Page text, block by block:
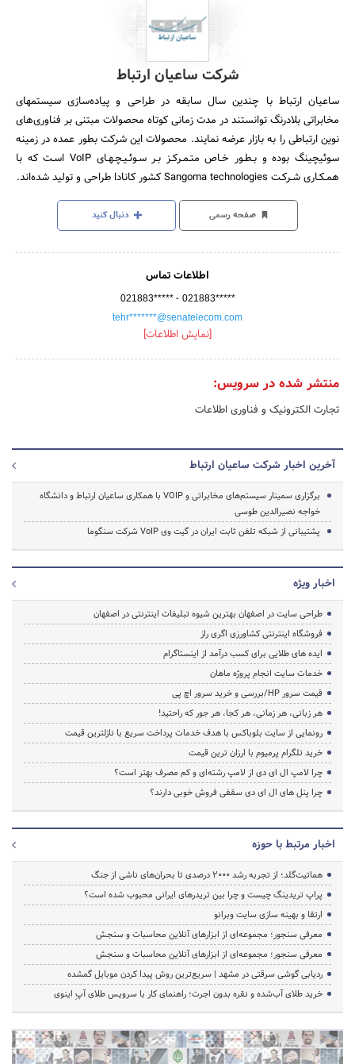
شرکت ساعیان ارتباط
ساعیان ارتباط با چندین سال سابقه در طراحی و پیاده‌سازی سیستمهای
مخابراتی بلادرنگ توانستند در مدت زمانی کوتاه محصولات مبتنی بر فناوری‌های
نوین ارتباطی را به بازار عرضه نمایند. محصولات این شرکت بطور عمده در زمینه
سوئیچینگ بوده و بـطـور خـاص متـمـرکـز بـر سـوئـیـچـهـای VoIP اسـت که با
همـکـاری شـرکـت Sangoma technologies کشور کانادا طراحی و تولید شده‌اند.
صفحه رسمی دنبال کنید
اطلاعات تماس
021883***** - 021883*****
tehr*******@senatelecom.com
[نمایش اطلاعات]
منتشر شده در سرویس:
تجارت الکترونیک و فناوری اطلاعات
آخرین اخبار شرکت ساعیان ارتباط
برگزاری سمینار سیستم‌های مخابراتی و VOIP با همکاری ساعیان ارتباط و دانشگاه
خواجه نصیرالدین طوسی
پشتیبانی از شبکه تلفن ثابت ایران در گیت وی VoIP شرکت سنگوما
اخبار ویژه
طراحی سایت در اصفهان بهترین شیوه تبلیغات اینترنتی در اصفهان
فروشگاه اینترنتی کشاورزی اگری راز
ایده های طلایی برای کسب درآمد از اینستاگرام
خدمات سایت انجام پروژه ماهان
قیمت سرور HP/بررسی و خرید سرور اچ پی
هر زبانی، هر زمانی، هر کجا، هر جور که راحتید!
رونمایی از سایت بلوباکس با هدف خدمات پرداخت سریع با نازلترین قیمت
خرید تلگرام پرمیوم با ارزان ترین قیمت
چرا لامپ ال ای دی از لامپ رشته‌ای و کم مصرف بهتر است؟
چرا پنل های ال ای دی سقفی فروش خوبی دارند؟
اخبار مرتبط با حوزه
هماتیت‌گلد؛ از تجربه رشد ۲۰۰۰ درصدی تا بحران‌های ناشی از جنگ
پراپ تریدینگ چیست و چرا بین تریدرهای ایرانی محبوب شده است؟
ارتقا و بهینه سازی سایت وبرانو
معرفی سنجور؛ مجموعه‌ای از ابزارهای آنلاین محاسبات و سنجش
معرفی سنجور؛ مجموعه‌ای از ابزارهای آنلاین محاسبات و سنجش
ردیابی گوشی سرقتی در مشهد | سریع‌ترین روش پیدا کردن موبایل گمشده
خرید طلای آب‌شده و نقره بدون اجرت؛ راهنمای کار با سرویس طلای آپِ اینوی